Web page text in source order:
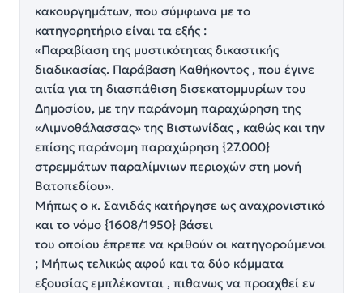
κακουργημάτων, που σύμφωνα με το
κατηγορητήριο είναι τα εξής :
«Παραβίαση της μυστικότητας δικαστικής
διαδικασίας. Παράβαση Καθήκοντος , που έγινε
αιτία για τη διασπάθιση δισεκατομμυρίων του
Δημοσίου, με την παράνομη παραχώρηση της
«Λιμνοθάλασσας» της Βιστωνίδας , καθώς και την
επίσης παράνομη παραχώρηση {27.000}
στρεμμάτων παραλίμνιων περιοχών στη μονή
Βατοπεδίου».
Μήπως ο κ. Σανιδάς κατήργησε ως αναχρονιστικό
και το νόμο {1608/1950} βάσει
του οποίου έπρεπε να κριθούν οι κατηγορούμενοι
; Μήπως τελικώς αφού και τα δύο κόμματα
εξουσίας εμπλέκονται , πιθανως να προαχθεί εν